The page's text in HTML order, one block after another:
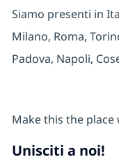
Siamo presenti in
Milano, Roma,
Padova, Napoli,
Make this the
Unisciti a noi!